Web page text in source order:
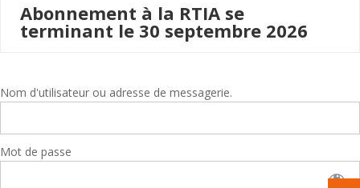
Abonnement à la RTIA se
terminant le 30 septembre 2026
Nom d'utilisateur ou adresse de messagerie.
Mot de passe